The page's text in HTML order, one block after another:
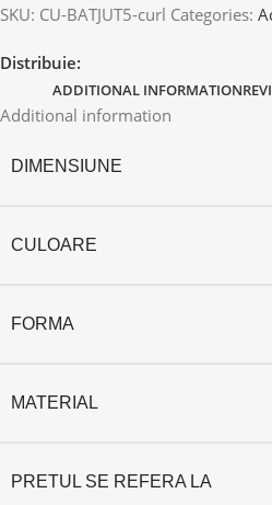
SKU: CU-BATJUT5-curl Categories:
Distribuie:
ADDITIONAL INFORMATION
Additional information
DIMENSIUNE
CULOARE
FORMA
MATERIAL
PRETUL SE REFERA LA